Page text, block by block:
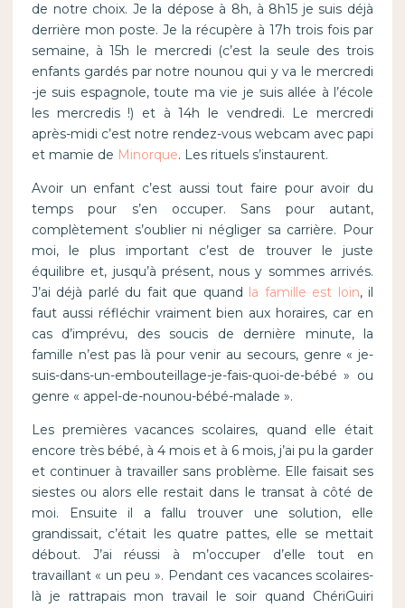
de notre choix. Je la dépose à 8h, à 8h15 je suis déjà
derrière mon poste. Je la récupère à 17h trois fois par
semaine, à 15h le mercredi (c’est la seule des trois
enfants gardés par notre nounou qui y va le mercredi
-je suis espagnole, toute ma vie je suis allée à l’école
les mercredis !) et à 14h le vendredi. Le mercredi
après-midi c’est notre rendez-vous webcam avec papi
et mamie de Minorque. Les rituels s’instaurent.
Avoir un enfant c’est aussi tout faire pour avoir du
temps pour s’en occuper. Sans pour autant,
complètement s’oublier ni négliger sa carrière. Pour
moi, le plus important c’est de trouver le juste
équilibre et, jusqu’à présent, nous y sommes arrivés.
J’ai déjà parlé du fait que quand
la famille est loin, il
faut aussi réfléchir vraiment bien aux horaires, car en
cas d’imprévu, des soucis de dernière minute, la
famille n’est pas là pour venir au secours, genre « je-
suis-dans-un-embouteillage-je-fais-quoi-de-bébé » ou
genre « appel-de-nounou-bébé-malade ».
Les premières vacances scolaires, quand elle était
encore très bébé, à 4 mois et à 6 mois, j’ai pu la garder
et continuer à travailler sans problème. Elle faisait ses
siestes ou alors elle restait dans le transat à côté de
moi. Ensuite il a fallu trouver une solution, elle
grandissait, c’était les quatre pattes, elle se mettait
débout. J’ai réussi à m’occuper d’elle tout en
travaillant « un peu ». Pendant ces vacances scolaires-
là je rattrapais mon travail le soir quand ChériGuiri